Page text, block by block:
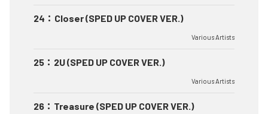
24 ： Closer (SPED UP COVER VER.)
Various Artists
25 ： 2U (SPED UP COVER VER.)
Various Artists
26 ： Treasure (SPED UP COVER VER.)